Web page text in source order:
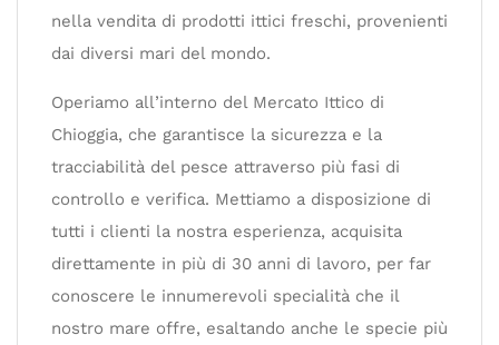
nella vendita di prodotti ittici freschi, provenienti
dai diversi mari del mondo.
Operiamo all’interno del Mercato Ittico di
Chioggia, che garantisce la sicurezza e la
tracciabilità del pesce attraverso più fasi di
controllo e verifica. Mettiamo a disposizione di
tutti i clienti la nostra esperienza, acquisita
direttamente in più di 30 anni di lavoro, per far
conoscere le innumerevoli specialità che il
nostro mare offre, esaltando anche le specie più